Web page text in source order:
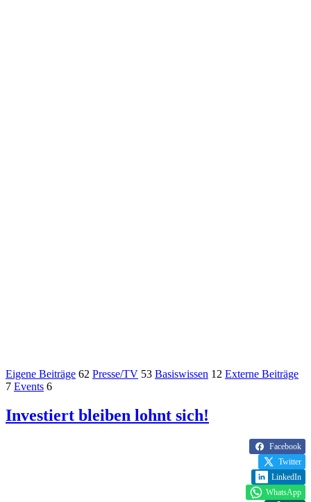
Eigene Beiträge 62 Presse/TV 53 Basiswissen 12 Externe Beiträge
7 Events 6
Investiert bleiben lohnt sich!
Facebook
Twitter
LinkedIn
WhatsApp